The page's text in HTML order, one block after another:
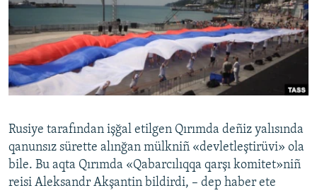
BLOGLAR
FİKİR
Русский
Українською
QOŞULIÑIZ!
Rusiye tarafından işğal etilgen Qırımda deñiz yalısında
qanunsız sürette alınğan mülkniñ «devletleştirüvi» ola
bile. Bu aqta Qırımda «Qabarcılıqqa qarşı komitet»niñ
reisi Aleksandr Akşantin bildirdi, – dep haber ete